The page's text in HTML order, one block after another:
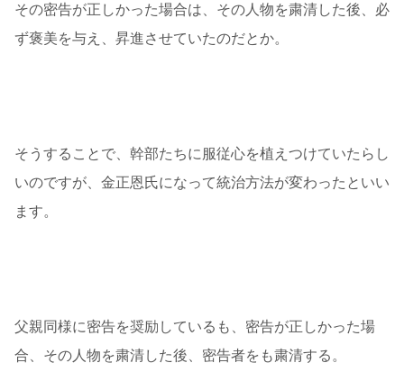
その密告が正しかった場合は、その人物を粛清した後、必
ず褒美を与え、昇進させていたのだとか。
そうすることで、幹部たちに服従心を植えつけていたらし
いのですが、金正恩氏になって統治方法が変わったといい
ます。
父親同様に密告を奨励しているも、密告が正しかった場
合、その人物を粛清した後、密告者をも粛清する。